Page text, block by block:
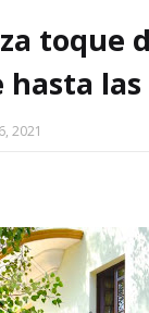
toque
hasta
2021